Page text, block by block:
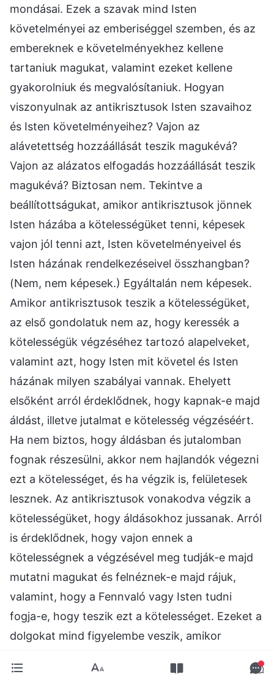
mondásai. Ezek a szavak mind Isten
követelményei az emberiséggel szemben, és az
embereknek e követelményekhez kellene
tartaniuk magukat, valamint ezeket kellene
gyakorolniuk és megvalósítaniuk. Hogyan
viszonyulnak az antikrisztusok Isten szavaihoz
és Isten követelményeihez? Vajon az
alávetettség hozzáállását teszik magukévá?
Vajon az alázatos elfogadás hozzáállását teszik
magukévá? Biztosan nem. Tekintve a
beállítottságukat, amikor antikrisztusok jönnek
Isten házába a kötelességüket tenni, képesek
vajon jól tenni azt, Isten követelményeivel és
Isten házának rendelkezéseivel összhangban?
(Nem, nem képesek.) Egyáltalán nem képesek.
Amikor antikrisztusok teszik a kötelességüket,
az első gondolatuk nem az, hogy keressék a
kötelességük végzéséhez tartozó alapelveket,
valamint azt, hogy Isten mit követel és Isten
házának milyen szabályai vannak. Ehelyett
elsőként arról érdeklődnek, hogy kapnak-e majd
áldást, illetve jutalmat e kötelesség végzéséért.
Ha nem biztos, hogy áldásban és jutalomban
fognak részesülni, akkor nem hajlandók végezni
ezt a kötelességet, és ha végzik is, felületesek
lesznek. Az antikrisztusok vonakodva végzik a
kötelességüket, hogy áldásokhoz jussanak. Arról
is érdeklődnek, hogy vajon ennek a
kötelességnek a végzésével meg tudják-e majd
mutatni magukat és felnéznek-e majd rájuk,
valamint, hogy a Fennvaló vagy Isten tudni
fogja-e, hogy teszik ezt a kötelességet. Ezeket a
dolgokat mind figyelembe veszik, amikor
akarnak határozni, az, hogy milyen előnyöket